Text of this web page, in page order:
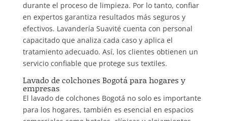
durante el proceso de limpieza. Por lo tanto, confiar
en expertos garantiza resultados más seguros y
efectivos. Lavandería Suavité cuenta con personal
capacitado que analiza cada caso y aplica el
tratamiento adecuado. Así, los clientes obtienen un
servicio confiable que protege sus textiles.
Lavado de colchones Bogotá para hogares y
empresas
El lavado de colchones Bogotá no solo es importante
para los hogares, también es esencial en espacios